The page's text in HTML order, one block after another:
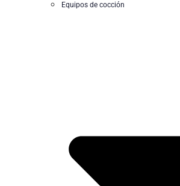
Equipos de cocción